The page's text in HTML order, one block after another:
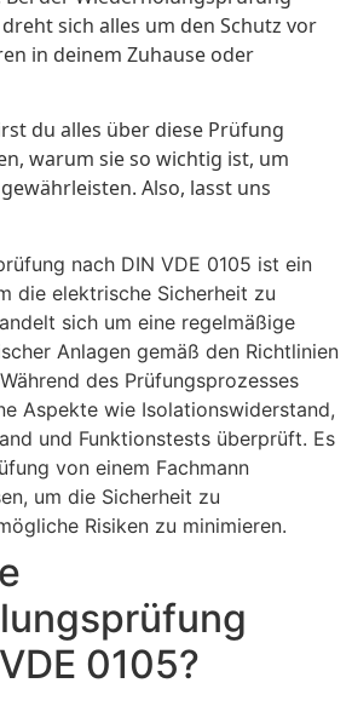
dreht sich alles um den Schutz vor
in deinem Zuhause oder
du alles über diese Prüfung
warum sie so wichtig ist, um
Also, lasst uns
nach DIN VDE 0105 ist ein
die elektrische Sicherheit zu
sich um eine regelmäßige
Anlagen gemäß den Richtlinien
des Prüfungsprozesses
Aspekte wie Isolationswiderstand,
und Funktionstests überprüft. Es
von einem Fachmann
um die Sicherheit zu
Risiken zu minimieren.
0105?